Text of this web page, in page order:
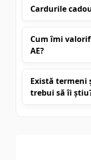
Cardurile
Cum îmi
AE?
Există termeni
trebui să îi